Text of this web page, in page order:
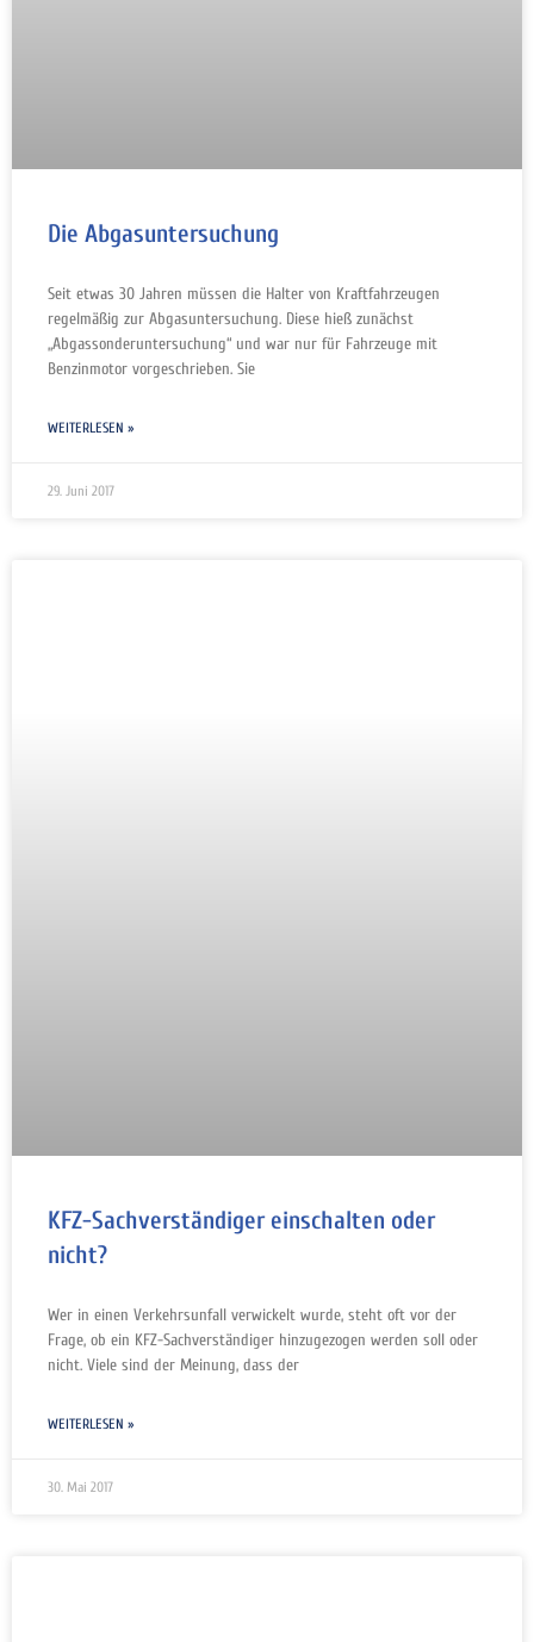
Die Abgasuntersuchung
Seit etwas 30 Jahren müssen die Halter von Kraftfahrzeugen
regelmäßig zur Abgasuntersuchung. Diese hieß zunächst
„Abgassonderuntersuchung“ und war nur für Fahrzeuge mit
Benzinmotor vorgeschrieben. Sie
WEITERLESEN »
29. Juni 2017
KFZ-Sachverständiger einschalten oder
nicht?
Wer in einen Verkehrsunfall verwickelt wurde, steht oft vor der
Frage, ob ein KFZ-Sachverständiger hinzugezogen werden soll oder
nicht. Viele sind der Meinung, dass der
WEITERLESEN »
30. Mai 2017